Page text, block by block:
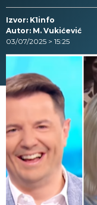
Izvor: K1info
Autor: M. Vukićević
03/07/2025 > 15:25